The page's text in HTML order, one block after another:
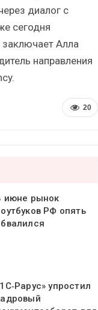
диалог с
сегодня
заключает Алла
направления
20
июне рынок
РФ опять
упростил